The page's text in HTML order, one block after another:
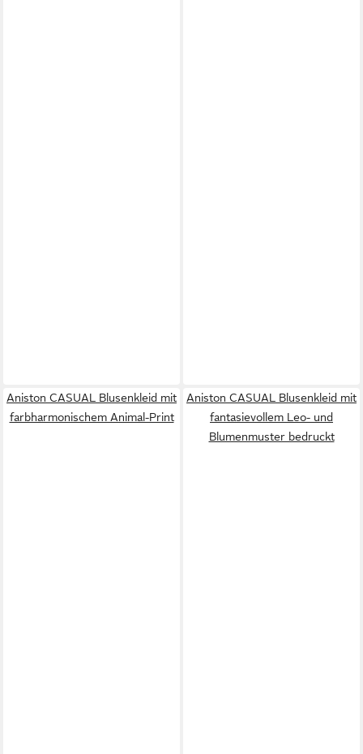
Aniston CASUAL Blusenkleid mit
farbharmonischem Animal-Print
Aniston CASUAL Blusenkleid mit
fantasievollem Leo- und
Blumenmuster bedruckt